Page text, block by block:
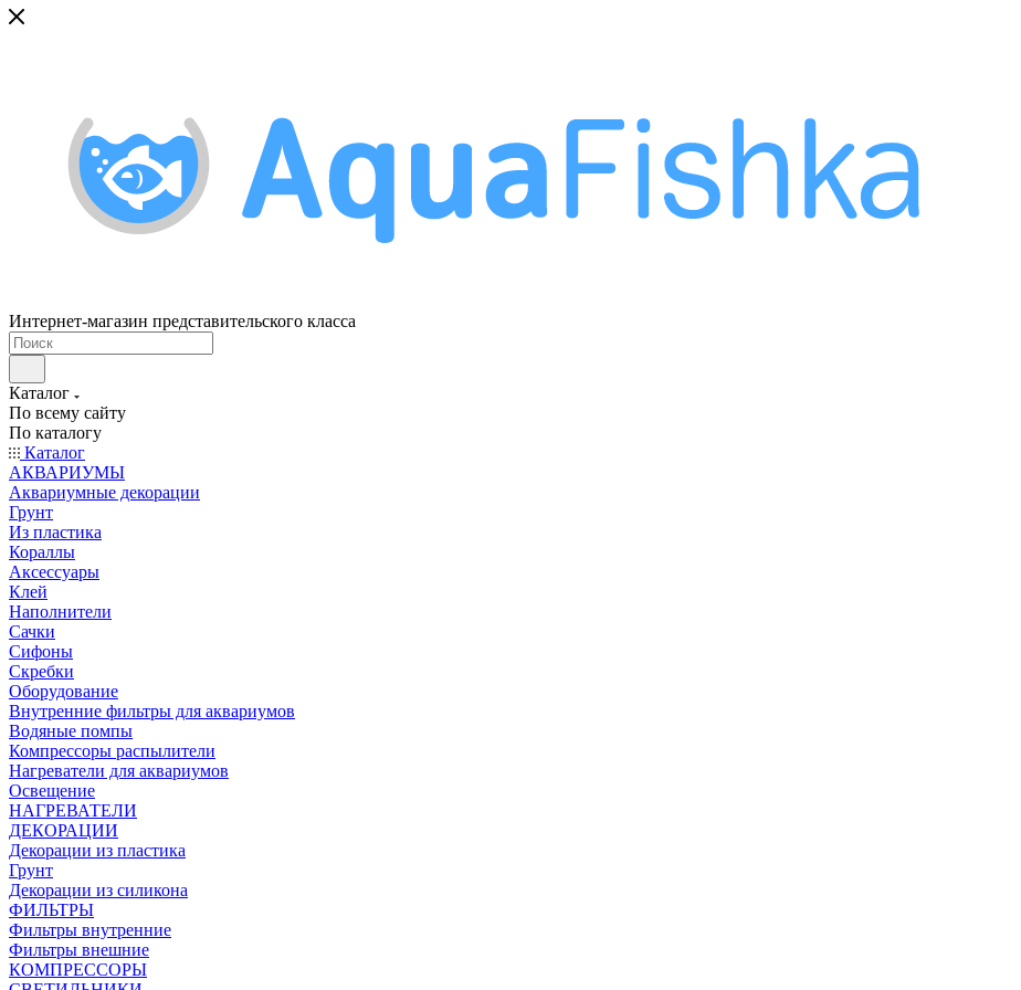
Интернет-магазин представительского класса
Каталог
По всему сайту
По каталогу
Каталог
АКВАРИУМЫ
Аквариумные декорации
Грунт
Из пластика
Кораллы
Аксессуары
Клей
Наполнители
Сачки
Сифоны
Скребки
Оборудование
Внутренние фильтры для аквариумов
Водяные помпы
Компрессоры распылители
Нагреватели для аквариумов
Освещение
НАГРЕВАТЕЛИ
ДЕКОРАЦИИ
Декорации из пластика
Грунт
Декорации из силикона
ФИЛЬТРЫ
Фильтры внутренние
Фильтры внешние
КОМПРЕССОРЫ